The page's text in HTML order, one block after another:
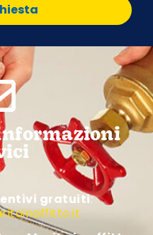
gratuiti: